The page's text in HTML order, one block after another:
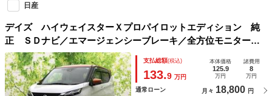
日産
デイズ ハイウェイスターＸプロパイロットエディション 純
正 ＳＤナビ／エマージェンシーブレーキ／全方位モニター／
車線逸脱防止支援システム／プロパイロット／ドライブレコー
ダー 前後／ヘッドランプ ＬＥＤ／Ｂｌｕｅｔｏｏｔｈ接続
／ＥＴＣ／ＥＢＤ付ＡＢＳ
支払総額(税込)
133.9 万円
本体価格
125.9
万円
諸費用
8
万円
通常ローン 月々 18,800 円